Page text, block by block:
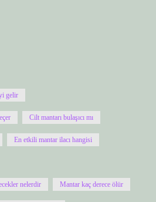
gelir
Cilt mantarı bulaşıcı mı
En etkili mantar ilacı hangisi
nelerdir Mantar kaç derece ölür